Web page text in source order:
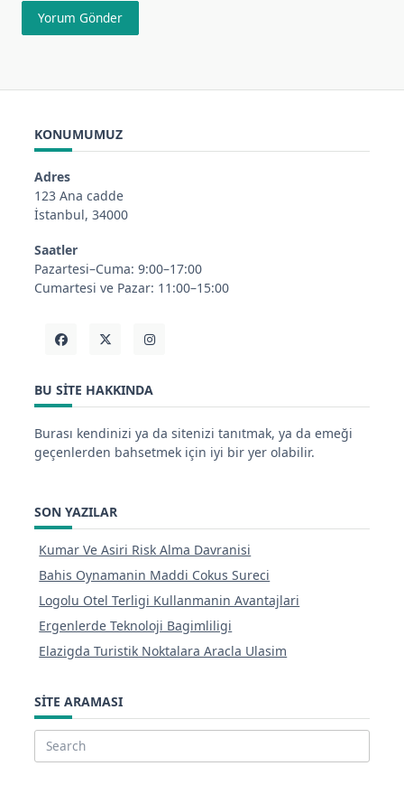
KONUMUMUZ
Adres
123 Ana cadde
İstanbul, 34000
Saatler
Pazartesi–Cuma: 9:00–17:00
Cumartesi ve Pazar: 11:00–15:00
BU SITE HAKKINDA
Burası kendinizi ya da sitenizi tanıtmak, ya da emeği
geçenlerden bahsetmek için iyi bir yer olabilir.
SON YAZILAR
Kumar Ve Asiri Risk Alma Davranisi
Bahis Oynamanin Maddi Cokus Sureci
Logolu Otel Terligi Kullanmanin Avantajlari
Ergenlerde Teknoloji Bagimliligi
Elazigda Turistik Noktalara Aracla Ulasim
SITE ARAMASI
Search